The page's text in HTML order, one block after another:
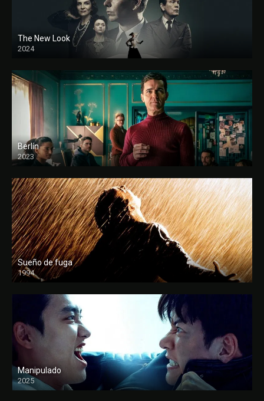
The New Look
2024
Berlín
2023
Sueño de fuga
1994
FULL HD
Manipulado
2025